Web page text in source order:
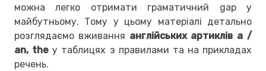
можна легко отримати граматичний gap у
майбутньому. Тому у цьому матеріалі детально
розглядаємо вживання англійських артиклів a /
an, the у таблицях з правилами та на прикладах
речень.